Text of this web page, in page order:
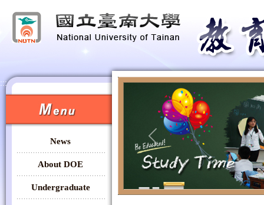
:::
News
About DOE
Undergraduate
Previous